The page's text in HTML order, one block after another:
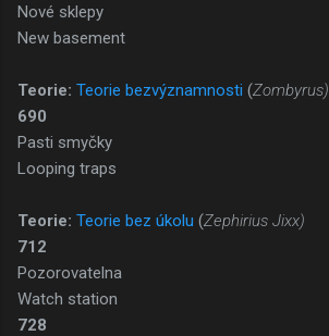
Nové sklepy
New basement
Teorie: Teorie bezvýznamnosti (Zombyrus)
690
Pasti smyčky
Looping traps
Teorie: Teorie bez úkolu (Zephirius Jixx)
712
Pozorovatelna
Watch station
728